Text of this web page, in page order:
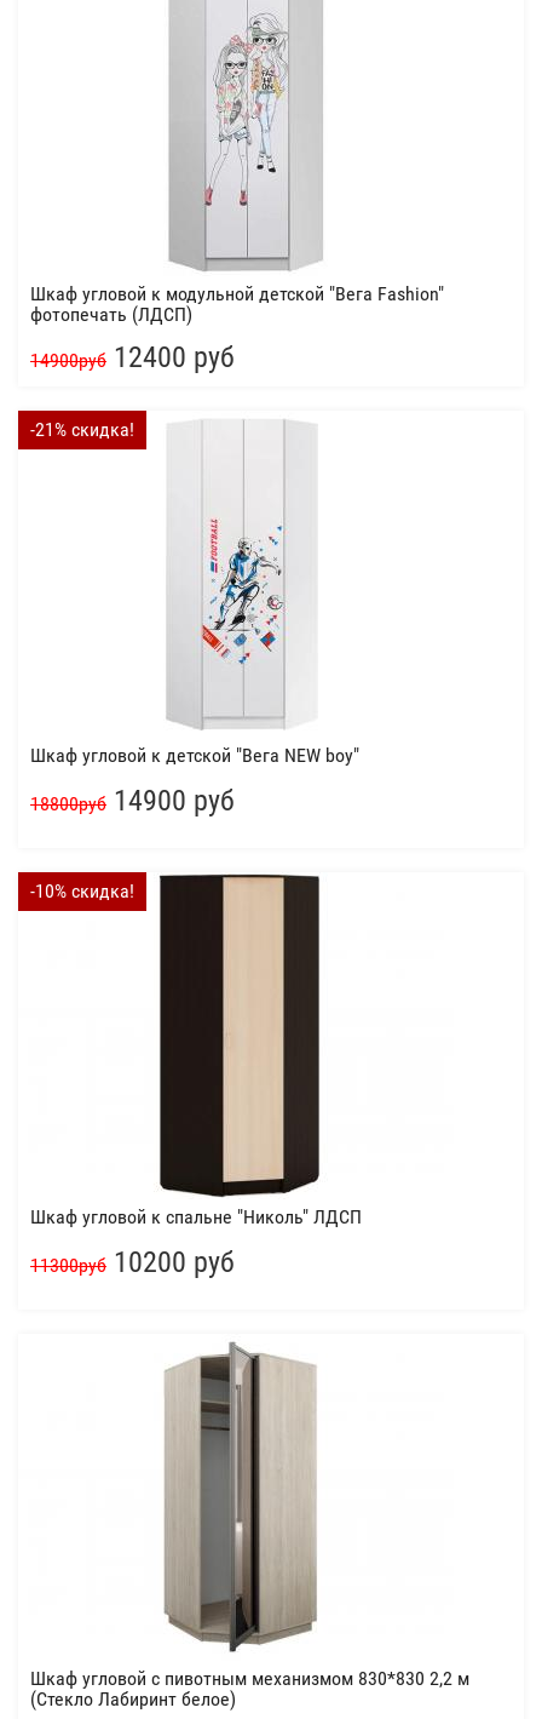
Шкаф угловой к модульной детской "Вега Fashion"
фотопечать (ЛДСП)
14900руб 12400 руб
-21% скидка!
Шкаф угловой к детской "Вега NEW boy"
18800руб 14900 руб
-10% скидка!
Шкаф угловой к спальне "Николь" ЛДСП
11300руб 10200 руб
Шкаф угловой с пивотным механизмом 830*830 2,2 м
(Стекло Лабиринт белое)